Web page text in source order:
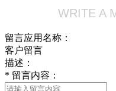
WRITE A
留言应用名称：
客户留言
描述：
* 留言内容：